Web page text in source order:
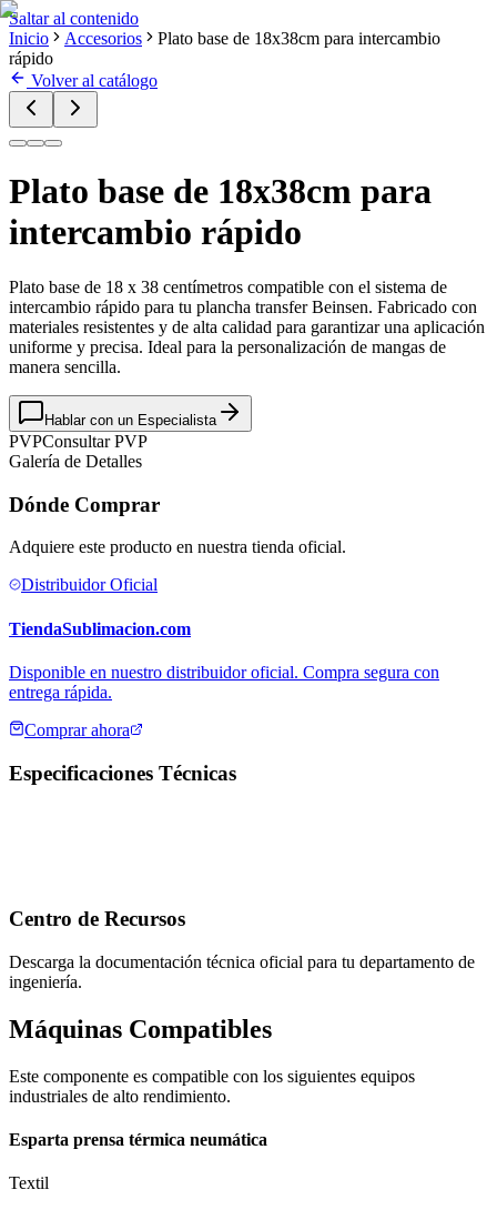
Saltar al contenido
Inicio
Accesorios
Plato base de 18x38cm para intercambio
rápido
Volver al catálogo
Plato base de 18x38cm para
intercambio rápido
Plato base de 18 x 38 centímetros compatible con el sistema de
intercambio rápido para tu plancha transfer Beinsen. Fabricado con
materiales resistentes y de alta calidad para garantizar una aplicación
uniforme y precisa. Ideal para la personalización de mangas de
manera sencilla.
Hablar con un Especialista
PVPConsultar PVP
Galería de Detalles
Dónde Comprar
Adquiere este producto en nuestra tienda oficial.
Distribuidor Oficial
TiendaSublimacion.com
Disponible en nuestro distribuidor oficial. Compra segura con
entrega rápida.
Comprar ahora
Especificaciones Técnicas
Centro de Recursos
Descarga la documentación técnica oficial para tu departamento de
ingeniería.
Máquinas Compatibles
Este componente es compatible con los siguientes equipos
industriales de alto rendimiento.
Esparta prensa térmica neumática
Textil